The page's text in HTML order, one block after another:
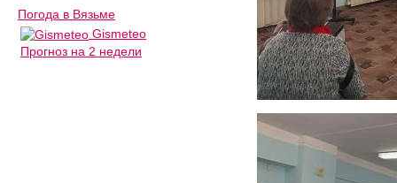
Погода в Вязьме
Gismeteo
Прогноз на 2 недели